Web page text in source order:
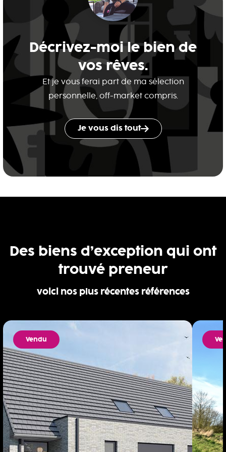
Décrivez-moi le bien de
vos rêves.
Et je vous ferai part de ma sélection
personnelle, off-market compris.
Je vous dis tout
Des biens d’exception qui ont
trouvé preneur
voici nos plus récentes références
Vendu